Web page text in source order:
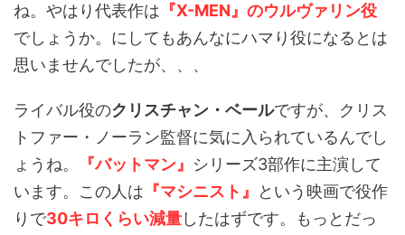
ね。やはり代表作は 『X-MEN』のウルヴァリン役
でしょうか。にしてもあんなにハマり役になるとは
思いませんでしたが、、、
ライバル役のクリスチャン・ベールですが、クリス
トファー・ノーラン監督に気に入られているんでし
ょうね。
『バットマン』 シリーズ3部作に主演して
います。この人は 『マシニスト』
という映画で役作
りで30キロくらい減量したはずです。もっとだっ